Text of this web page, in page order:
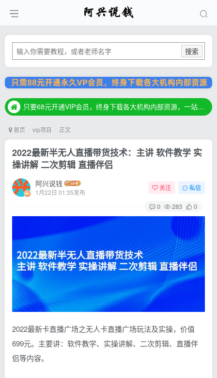
搜索
只要68元开通VIP会员，终身下载各大机构内部资源，一站式草根创业基地，最新最强网赚教程大全，小投入，大回报！
只要68元开通VIP会员，终身下载各大机构内部资源，一站式草根创业基地，最新最强网赚教程大全，小投入，大回报！
首页 vip项目 正文
2022最新半无人直播带货技术：主讲 软件教学 实
操讲解 二次剪辑 直播伴侣
阿兴说钱
1月22日 01:35发布
关注 私信
0 283 0
2022最新卡直播广场之无人卡直播广场玩法及实操，价值
699元。主要讲：软件教学、实操讲解、二次剪辑、直播伴
侣等内容。